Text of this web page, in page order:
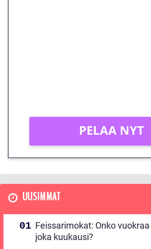
PELAA NYT
UUSIMMAT
Feissarimokat: Onko
joka kuukausi?